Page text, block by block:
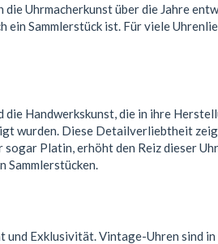
Uhrmacherkunst über die Jahre
Sammlerstück ist. Für viele
Handwerkskunst, die in ihre
wurden. Diese Detailverliebtheit
Platin, erhöht den Reiz dieser
Sammlerstücken.
Exklusivität. Vintage-Uhren sind